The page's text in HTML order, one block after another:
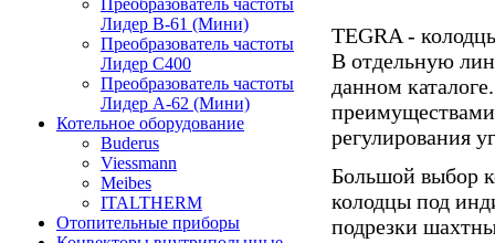
Преобразователь частоты
Лидер В-61 (Мини)
Преобразователь частоты
Лидер С400
Преобразователь частоты
Лидер А-62 (Мини)
Котельное оборудование
Buderus
Viessmann
Meibes
ITALTHERM
Отопительные приборы
TEGRA -
В отдельную
данном
регулирования
Большой выбор
колодцы под
подрезки